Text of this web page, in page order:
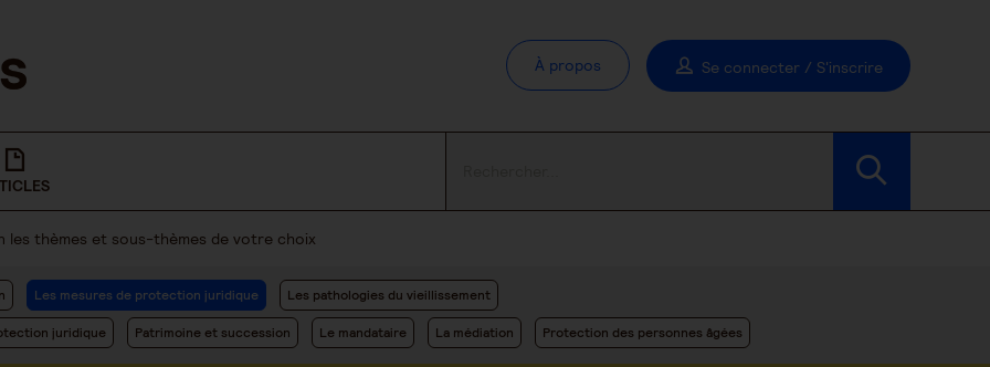
À propos Se connecter / S'inscrire
thèmes et sous-thèmes de votre choix
Les mesures de protection juridique
juridique Patrimoine et succession Le mandataire La médiation Protection des personnes âgées
Les pathologies du vieillissement